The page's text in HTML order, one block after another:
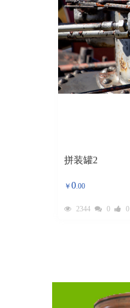
拼装罐2
￥ 0.00
2344 0 0